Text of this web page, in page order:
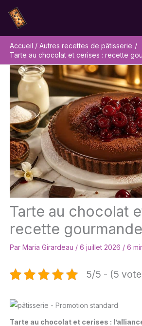
contenu
Accueil
Autres recettes de pâtisserie
Tarte au chocolat et cerises : recette
Tarte au chocolat
recette gourmande
Par Maria Girardeau / 6 juillet 2026 / 6
5/5 - (5
Tarte au chocolat et cerises :
Rechercher